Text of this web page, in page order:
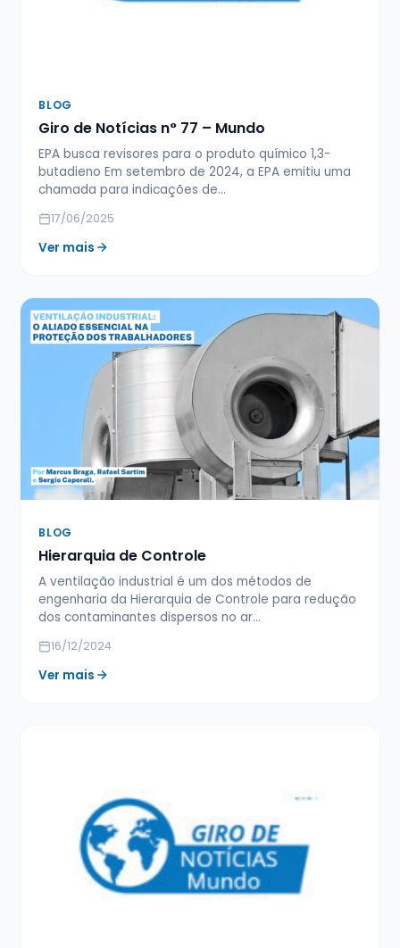
BLOG
Giro de Notícias n° 77 – Mundo
EPA busca revisores para o produto químico 1,3-
butadieno Em setembro de 2024, a EPA emitiu uma
chamada para indicações de…
17/06/2025
Ver mais
BLOG
Hierarquia de Controle
A ventilação industrial é um dos métodos de
engenharia da Hierarquia de Controle para redução
dos contaminantes dispersos no ar…
16/12/2024
Ver mais